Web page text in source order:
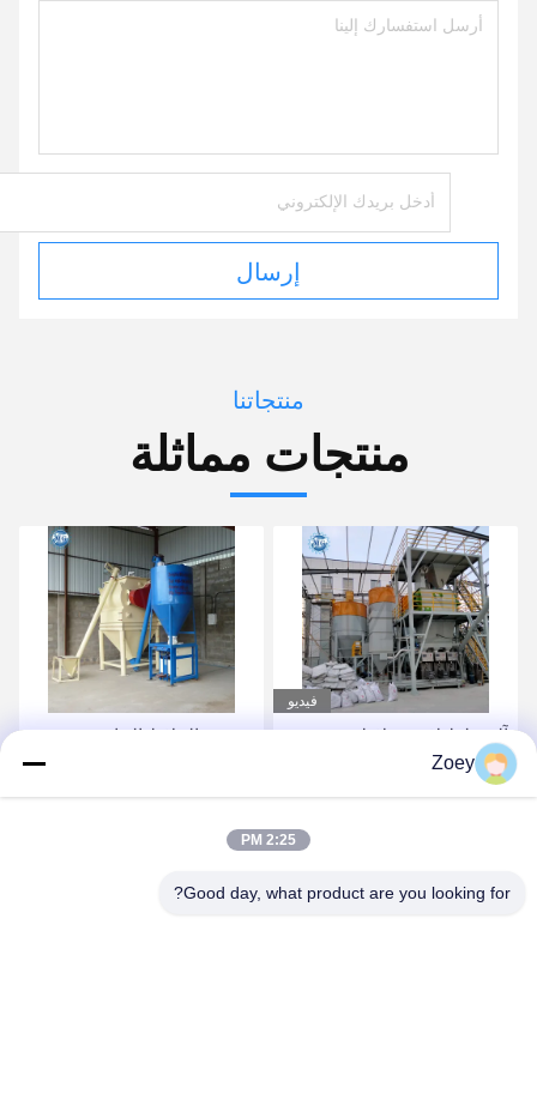
إرسال
منتجاتنا
منتجات مماثلة
فيديو
آلة خلط لاصق بلاط
30 T / H مصنع تصنيع الملاط
-مصنع الملاط الجاف ذو
الكفاءة العالية 5 طن / ساعة
مع آلة تعبئة الصمام
Zoey
2:25 PM
Good day, what product are you looking for?